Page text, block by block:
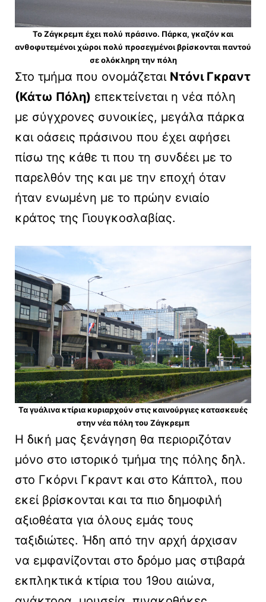
Το Ζάγκρεμπ έχει πολύ πράσινο. Πάρκα, γκαζόν και
ανθοφυτεμένοι χώροι πολύ προσεγμένοι βρίσκονται παντού
σε ολόκληρη την πόλη
Στο τμήμα που ονομάζεται Ντόνι Γκραντ
(Κάτω Πόλη) επεκτείνεται η νέα πόλη
με σύγχρονες συνοικίες, μεγάλα πάρκα
και οάσεις πράσινου που έχει αφήσει
πίσω της κάθε τι που τη συνδέει με το
παρελθόν της και με την εποχή όταν
ήταν ενωμένη με το πρώην ενιαίο
κράτος της Γιουγκοσλαβίας.
Τα γυάλινα κτίρια κυριαρχούν στις καινούργιες κατασκευές
στην νέα πόλη του Ζάγκρεμπ
Η δική μας ξενάγηση θα περιοριζόταν
μόνο στο ιστορικό τμήμα της πόλης δηλ.
στο Γκόρνι Γκραντ και στο Κάπτολ, που
εκεί βρίσκονται και τα πιο δημοφιλή
αξιοθέατα για όλους εμάς τους
ταξιδιώτες. Ήδη από την αρχή άρχισαν
να εμφανίζονται στο δρόμο μας στιβαρά
εκπληκτικά κτίρια του 19ου αιώνα,